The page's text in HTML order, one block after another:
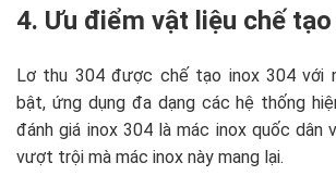
4. Ưu điểm vật liệu chế
Lơ thu 304 được chế tạo inox 304 với
bật, ứng dụng đa dạng các hệ thống
đánh giá inox 304 là mác inox quốc dân
vượt trội mà mác inox này mang lại.